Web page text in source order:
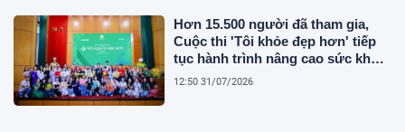
Hơn 15.500 người đã tham gia,
Cuộc thi 'Tôi khỏe đẹp hơn' tiếp
tục hành trình nâng cao sức khỏe
người Việt
12:50 31/07/2026